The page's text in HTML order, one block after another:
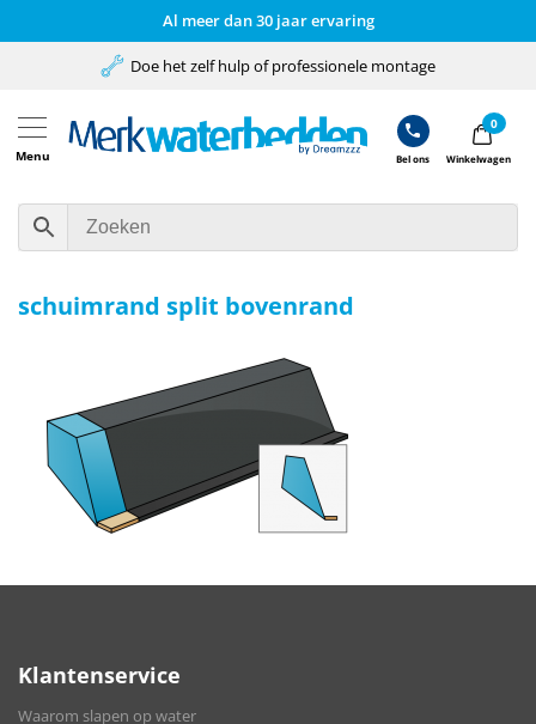
Al meer dan 30 jaar ervaring
Menu Bel ons
0
Winkelwagen
Doe het zelf hulp of professionele montage
schuimrand split bovenrand
Klantenservice
Waarom slapen op water